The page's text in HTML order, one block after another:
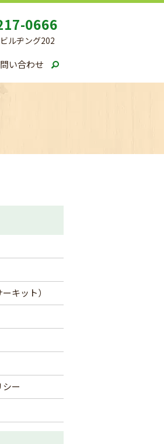
0666
ルヂング202
い合わせ
キット）
ー